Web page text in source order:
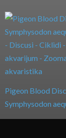
Pigeon Blood
Symphysodon